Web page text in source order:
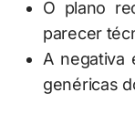
O plano
parecer
A negativa
genéricas